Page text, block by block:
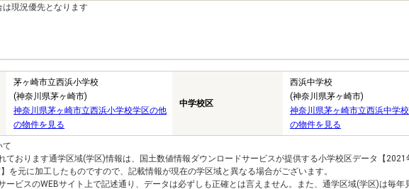
現況優先となります
茅ヶ崎市立西浜小学校
(神奈川県茅ヶ崎市)
神奈川県茅ヶ崎市立西浜小学校学区の他
の物件を見る
中学校区
西浜中学校
(神奈川県茅ヶ崎市)
神奈川県茅ヶ崎市立西浜中学
の物件を見る
て
ております通学区域(学区)情報は、国土数値情報ダウンロードサービスが提供する小学校区データ【2021
を元に加工したものですので、記載情報が現在の学区域と異なる場合がございます。
ービスのWEBサイト上で記述通り、データは必ずしも正確とは言えません。また、通学区域(学区)は毎年